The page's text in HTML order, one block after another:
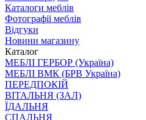
Каталоги меблів
Фотографії меблів
Відгуки
Новини магазину
Каталог
МЕБЛІ ГЕРБОР (Україна)
МЕБЛІ ВМК (БРВ Україна)
ПЕРЕДПОКІЙ
ВІТАЛЬНЯ (ЗАЛ)
ЇДАЛЬНЯ
СПАЛЬНЯ